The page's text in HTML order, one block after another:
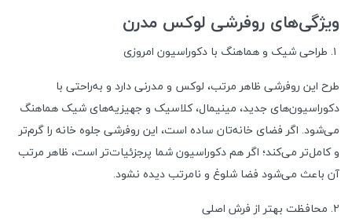
ویژگی‌های روفرشی لوکس مدرن
طرح این روفرشی ظاهر مرتب، لوکس و مدرنی دارد و به‌راحتی با
دکوراسیون‌های جدید، مینیمال، کلاسیک و جهیزیه‌های شیک هماهنگ
می‌شود. اگر فضای خانه‌تان ساده است، این روفرشی جلوه خانه را گرم‌تر
و کامل‌تر می‌کند؛ اگر هم دکوراسیون شما پرجزئیات‌تر است، ظاهر مرتب
آن باعث می‌شود فضا شلوغ و نامرتب دیده نشود.
۲. محافظت بهتر از فرش اصلی